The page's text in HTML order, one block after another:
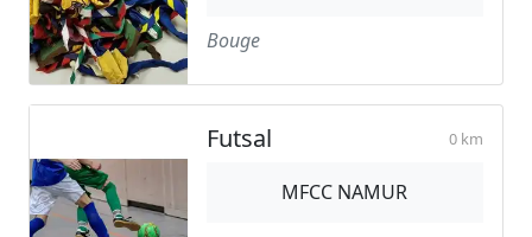
Bouge
Futsal 0 km
MFCC NAMUR